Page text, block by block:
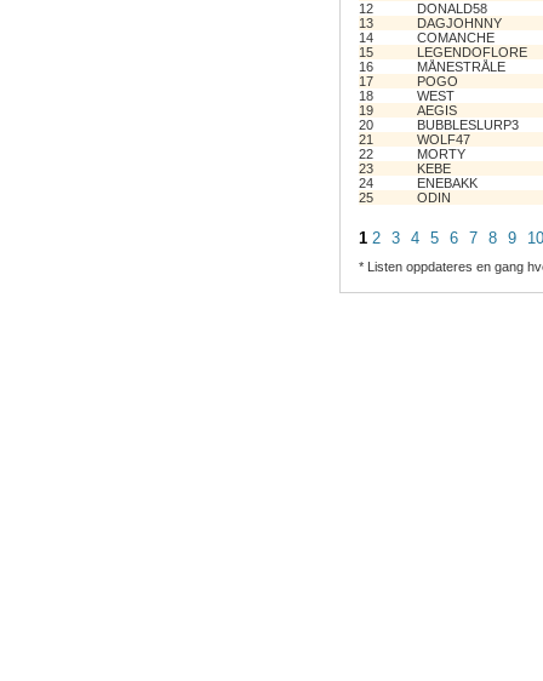
12
DONALD58
13
DAGJOHNNY
14
COMANCHE
15
LEGENDOFLORE
16
MÅNESTRÅLE
17
POGO
18
WEST
19
AEGIS
20
BUBBLESLURP3
21
WOLF47
22
MORTY
23
KEBE
24
ENEBAKK
25
ODIN
1 2 3 4 5 6 7 8 9 10
* Listen oppdateres en gang